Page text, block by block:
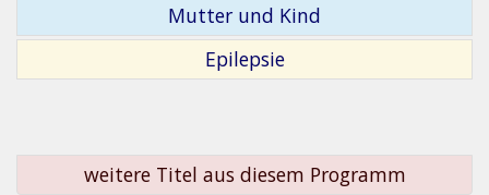
Mutter und Kind
Epilepsie
weitere Titel aus diesem Programm